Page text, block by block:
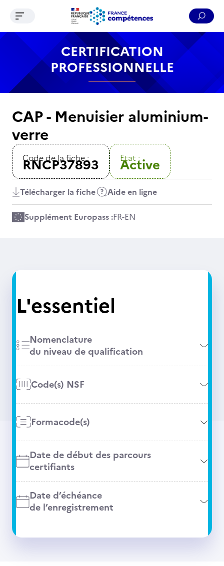
Contenu Recherche Menu Pied de page
Ouvrir le menu de navigation
CERTIFICATION
PROFESSIONNELLE
CAP - Menuisier aluminium-
verre
Code de la fiche :
RNCP37893 Etat :
Active
Télécharger la fiche Aide en ligne
Supplément Europass :FR-EN
L'essentiel
Nomenclature
du niveau de qualification
Code(s) NSF
Formacode(s)
Date de début des parcours
certifiants
Date d’échéance
de l’enregistrement